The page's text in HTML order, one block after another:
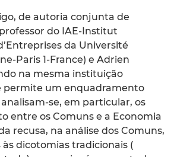
de autoria conjunta de
do IAE-Institut
da Université
Paris 1-France) e Adrien
na mesma instituição
permite um enquadramento
se, em particular, os
entre os Comuns e a Economia
recusa, na análise dos Comuns,
dicotomias tradicionais (